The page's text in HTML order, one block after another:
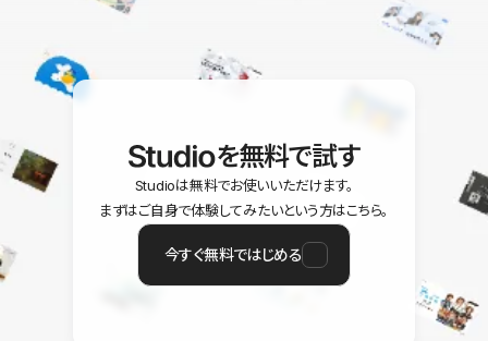
を無料で試す
Studioは無料でお使いいただけます。
まずはご自身で体験してみたいという方はこちら。
今すぐ無料ではじめる